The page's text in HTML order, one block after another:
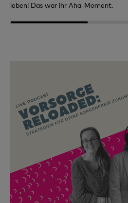
leben! Das war ihr Aha-Moment.